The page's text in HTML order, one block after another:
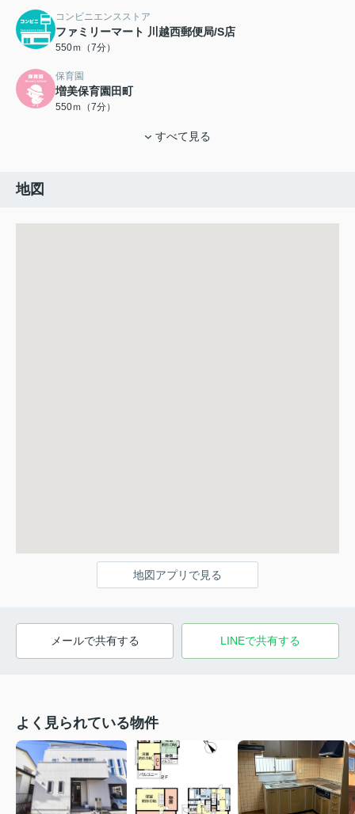
コンビニエンスストア
ファミリーマート 川越西郵便局/S店
550ｍ（7分）
保育園
増美保育園田町
550ｍ（7分）
すべて見る
地図
地図アプリで見る
メールで共有する LINEで共有する
よく見られている物件